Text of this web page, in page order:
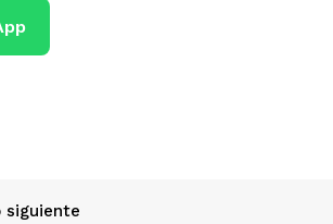
siguiente